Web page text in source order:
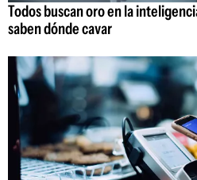
Todos buscan oro en la
saben dónde cavar